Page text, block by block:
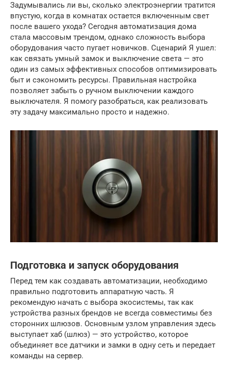
Задумывались ли вы, сколько электроэнергии тратится
впустую, когда в комнатах остается включенным свет
после вашего ухода? Сегодня автоматизация дома
стала массовым трендом, однако сложность выбора
оборудования часто пугает новичков. Сценарий Я ушел:
как связать умный замок и выключение света — это
один из самых эффективных способов оптимизировать
быт и сэкономить ресурсы. Правильная настройка
позволяет забыть о ручном выключении каждого
выключателя. Я помогу разобраться, как реализовать
эту задачу максимально просто и надежно.
Подготовка и запуск оборудования
Перед тем как создавать автоматизации, необходимо
правильно подготовить аппаратную часть. Я
рекомендую начать с выбора экосистемы, так как
устройства разных брендов не всегда совместимы без
сторонних шлюзов. Основным узлом управления здесь
выступает хаб (шлюз) — это устройство, которое
объединяет все датчики и замки в одну сеть и передает
команды на сервер.